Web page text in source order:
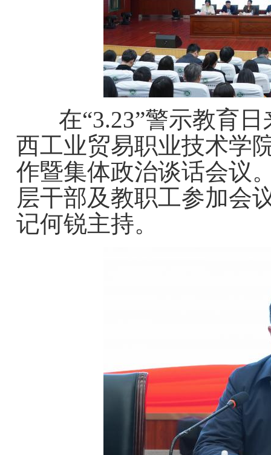
在“3.23”警示教育
西工业贸易职业技术学
作暨集体政治谈话会议
层干部及教职工参加会
记何锐主持。